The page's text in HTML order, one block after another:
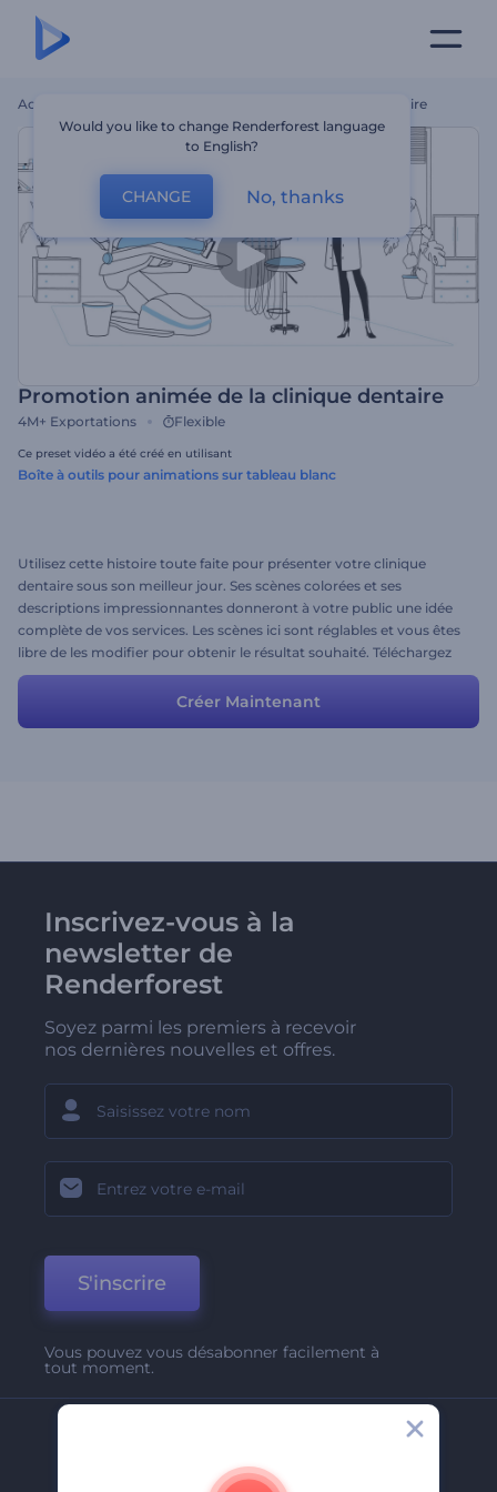
Accueil Promotion Animée De La Clinique Dentaire
Promotion animée de la clinique dentaire
4M+ Exportations Flexible
Ce preset vidéo a été créé en utilisant
Boîte à outils pour animations sur tableau blanc
Utilisez cette histoire toute faite pour présenter votre clinique
dentaire sous son meilleur jour. Ses scènes colorées et ses
descriptions impressionnantes donneront à votre public une idée
complète de vos services. Les scènes ici sont réglables et vous êtes
libre de les modifier pour obtenir le résultat souhaité. Téléchargez
vos propres fichiers multimédias, personnalisez les textes et les
couleurs et votre vidéo promotionnelle de haute qualité est prête à
l'emploi!
Créer Maintenant
Inscrivez-vous à la
newsletter de
Renderforest
Soyez parmi les premiers à recevoir
nos dernières nouvelles et offres.
S'inscrire
Vous pouvez vous désabonner facilement à
tout moment.
A Propos De Nous
Would you like to change Renderforest language
to English?
CHANGE No, thanks